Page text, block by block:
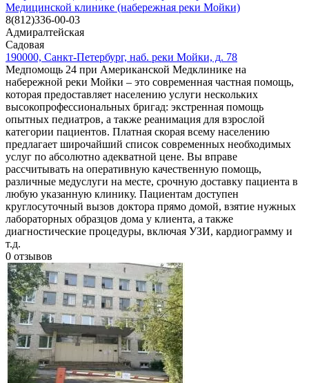
Медицинской клинике (набережная реки Мойки)
8(812)336-00-03
Адмиралтейская
Садовая
190000, Санкт-Петербург, наб. реки Мойки, д. 78
Медпомощь 24 при Американской Медклинике на
набережной реки Мойки – это современная частная помощь,
которая предоставляет населению услуги нескольких
высокопрофессиональных бригад: экстренная помощь
опытных педиатров, а также реанимация для взрослой
категории пациентов. Платная скорая всему населению
предлагает широчайший список современных необходимых
услуг по абсолютно адекватной цене. Вы вправе
рассчитывать на оперативную качественную помощь,
различные медуслуги на месте, срочную доставку пациента в
любую указанную клинику. Пациентам доступен
круглосуточный вызов доктора прямо домой, взятие нужных
лабораторных образцов дома у клиента, а также
диагностические процедуры, включая УЗИ, кардиограмму и
т.д.
0 отзывов